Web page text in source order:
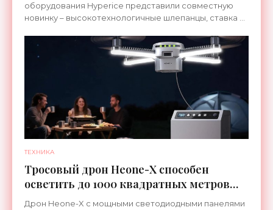
оборудования Hyperice представили совместную
новинку – высокотехнологичные шлепанцы, ставка в
ТЕХНИКА
Тросовый дрон Heone-X способен
осветить до 1000 квадратных метров
земли - «Беспилотники»
Дрон Heone-X с мощными светодиодными панелями